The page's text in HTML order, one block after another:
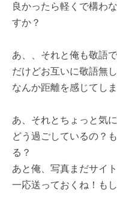
良かったら軽くで構わ
すか？
あ、、それと俺も敬語
だけどお互いに敬語無
なんか距離を感じてし
あ、それとちょっと気
どう過ごしているの？
る？
あと俺、写真まだサイ
一応送っておくね！も